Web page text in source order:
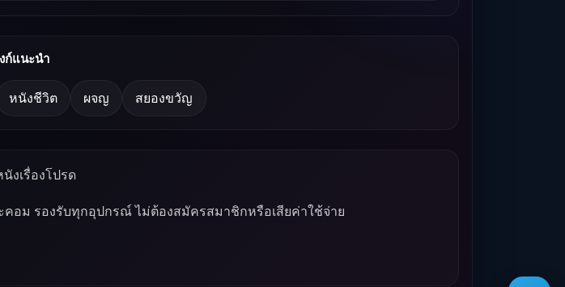
ก์แนะนำ
หนังชีวิต ผจญ สยองขวัญ
งเรื่องโปรด
อม รองรับทุกอุปกรณ์ ไม่ต้องสมัครสมาชิกหรือเสียค่าใช้จ่าย